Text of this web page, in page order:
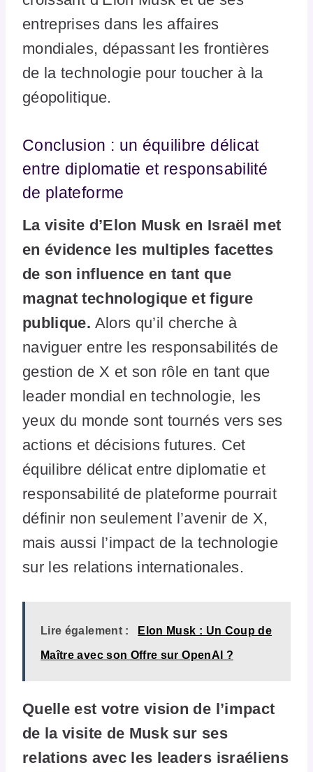
entreprises dans les affaires
mondiales, dépassant les frontières
de la technologie pour toucher à la
géopolitique.
Conclusion : un équilibre délicat
entre diplomatie et responsabilité
de plateforme
La visite d’Elon Musk en Israël met
en évidence les multiples facettes
de son influence en tant que
magnat technologique et figure
publique. Alors qu’il cherche à
naviguer entre les responsabilités de
gestion de X et son rôle en tant que
leader mondial en technologie, les
yeux du monde sont tournés vers ses
actions et décisions futures. Cet
équilibre délicat entre diplomatie et
responsabilité de plateforme pourrait
définir non seulement l’avenir de X,
mais aussi l’impact de la technologie
sur les relations internationales.
Lire également : Elon Musk : Un Coup de
Maître avec son Offre sur OpenAI ?
Quelle est votre vision de l’impact
de la visite de Musk sur ses
relations avec les leaders israéliens